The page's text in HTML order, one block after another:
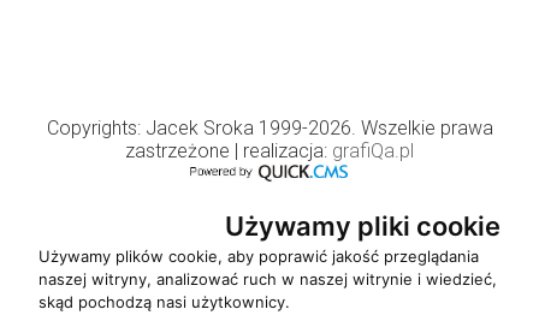
Używamy pliki cookie
Używamy plików cookie, aby poprawić jakość przeglądania
naszej witryny, analizować ruch w naszej witrynie i wiedzieć,
skąd pochodzą nasi użytkownicy.
Copyrights: Jacek Sroka 1999-2026. Wszelkie prawa
zastrzeżone | realizacja: grafiQa.pl